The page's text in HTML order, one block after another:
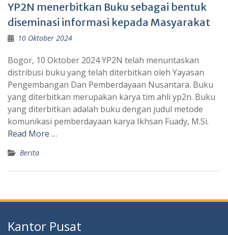
YP2N menerbitkan Buku sebagai bentuk
diseminasi informasi kepada Masyarakat
10 Oktober 2024
Bogor, 10 Oktober 2024 YP2N telah menuntaskan
distribusi buku yang telah diterbitkan oleh Yayasan
Pengembangan Dan Pemberdayaan Nusantara. Buku
yang diterbitkan merupakan karya tim ahli yp2n. Buku
yang diterbitkan adalah buku dengan judul metode
komunikasi pemberdayaan karya Ikhsan Fuady, M.Si.
Read More …
Berita
Kantor Pusat